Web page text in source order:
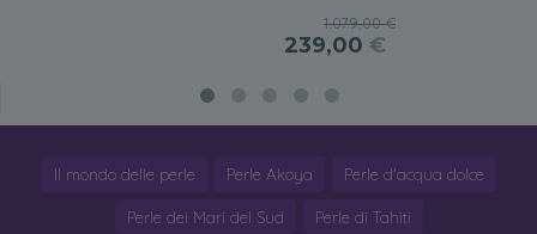
1.079,00 €
239,00 €
Il mondo delle perle Perle Akoya Perle d'acqua dolce
Perle dei Mari del Sud Perle di Tahiti